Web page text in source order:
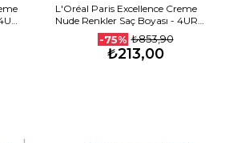
L'Oréal Paris Excellence Creme
Nude Renkler Saç Boyası - 4UR
Dark Red-75% ₺853,90
₺213,00